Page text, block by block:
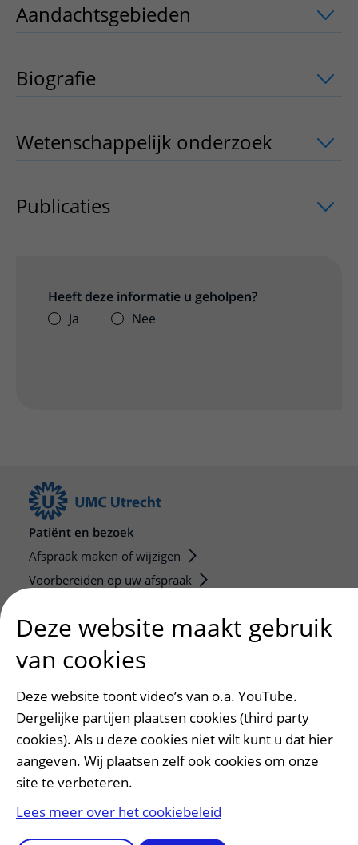
Aandachtsgebieden uitklapper, klik
Biografie
Wetenschappelijk onderzoek
Publicaties uitklapper, klik om te
Heeft deze informatie u geholpen?
Ja
Nee
Patiënt en bezoek
Afspraak maken of wijzigen
Voorbereiden op uw afspraak
Opvragen kopie dossier
Bezoektijden
Onderwijs en onderzoek
Onze opleidingen
De Nieuwe Utrechtse School
Stage en opleidingsplaatsen
Research
Strategic programs
Research groups
Deze website maakt gebruik
van cookies
Deze website toont video’s van o.a. YouTube.
Dergelijke partijen plaatsen cookies (third party
cookies). Als u deze cookies niet wilt kunt u dat hier
aangeven. Wij plaatsen zelf ook cookies om onze
site te verbeteren.
Lees meer over het cookiebeleid